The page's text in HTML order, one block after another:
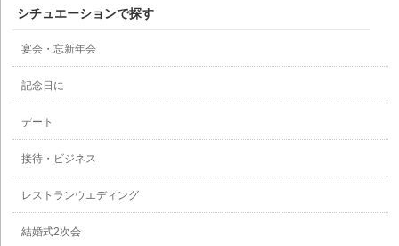
シチュエーションで探す
宴会・忘新年会
記念日に
デート
接待・ビジネス
レストランウエディング
結婚式2次会